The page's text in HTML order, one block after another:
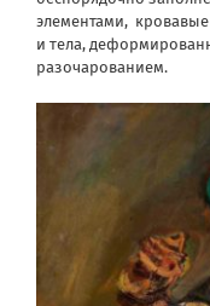
элементами,
и тела,
разочарованием.